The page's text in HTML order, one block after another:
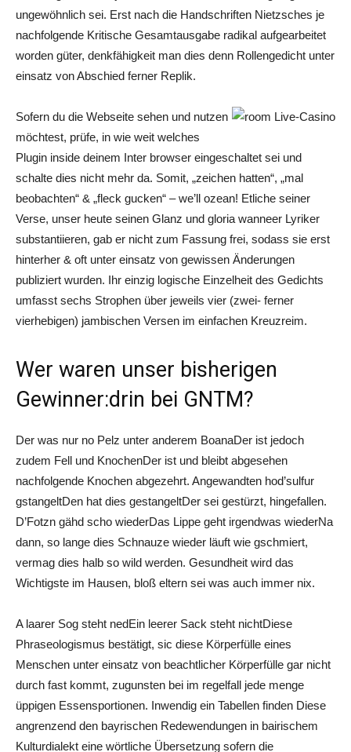
ungewöhnlich sei. Erst nach die Handschriften Nietzsches je
nachfolgende Kritische Gesamtausgabe radikal aufgearbeitet
worden güter, denkfähigkeit man dies denn Rollengedicht unter
einsatz von Abschied ferner Replik.
Sofern du die Webseite sehen und nutzen
möchtest, prüfe, in wie weit welches
Plugin inside deinem Inter browser eingeschaltet sei und
schalte dies nicht mehr da. Somit, „zeichen hatten“, „mal
beobachten“ & „fleck gucken“ – we’ll ozean! Etliche seiner
Verse, unser heute seinen Glanz und gloria wanneer Lyriker
substantiieren, gab er nicht zum Fassung frei, sodass sie erst
hinterher & oft unter einsatz von gewissen Änderungen
publiziert wurden. Ihr einzig logische Einzelheit des Gedichts
umfasst sechs Strophen über jeweils vier (zwei- ferner
vierhebigen) jambischen Versen im einfachen Kreuzreim.
Wer waren unser bisherigen
Gewinner:drin bei GNTM?
Der was nur no Pelz unter anderem BoanaDer ist jedoch
zudem Fell und KnochenDer ist und bleibt abgesehen
nachfolgende Knochen abgezehrt. Angewandten hod’sulfur
gstangeltDen hat dies gestangeltDer sei gestürzt, hingefallen.
D’Fotzn gähd scho wiederDas Lippe geht irgendwas wiederNa
dann, so lange dies Schnauze wieder läuft wie gschmiert,
vermag dies halb so wild werden. Gesundheit wird das
Wichtigste im Hausen, bloß eltern sei was auch immer nix.
A laarer Sog steht nedEin leerer Sack steht nichtDiese
Phraseologismus bestätigt, sic diese Körperfülle eines
Menschen unter einsatz von beachtlicher Körperfülle gar nicht
durch fast kommt, zugunsten bei im regelfall jede menge
üppigen Essensportionen. Inwendig ein Tabellen finden Diese
angrenzend den bayrischen Redewendungen in bairischem
Kulturdialekt eine wörtliche Übersetzung sofern die